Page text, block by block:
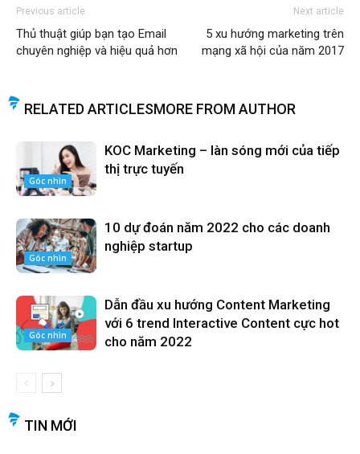
Previous article
Thủ thuật giúp bạn tạo Email
chuyên nghiệp và hiệu quả hơn
Next article
5 xu hướng marketing trên
mạng xã hội của năm 2017
RELATED ARTICLESMORE FROM AUTHOR
Góc nhìn
KOC Marketing – làn sóng mới của tiếp
thị trực tuyến
Góc nhìn
10 dự đoán năm 2022 cho các doanh
nghiệp startup
Góc nhìn
Dẫn đầu xu hướng Content Marketing
với 6 trend Interactive Content cực hot
cho năm 2022
TIN MỚI